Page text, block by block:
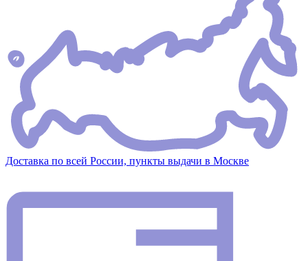
Доставка по всей России, пункты выдачи в Москве